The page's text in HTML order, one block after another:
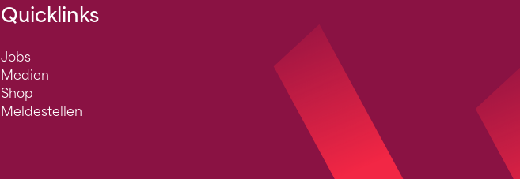
Quicklinks
Jobs
Medien
Shop
Meldestellen